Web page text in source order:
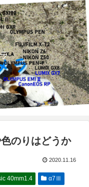
のりはどうか
2020.11.16
40mm1.4 α7Ⅲ